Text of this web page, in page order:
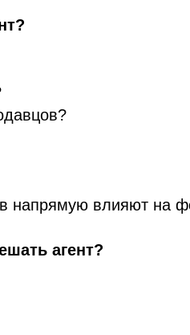
напрямую влияют на
агент?